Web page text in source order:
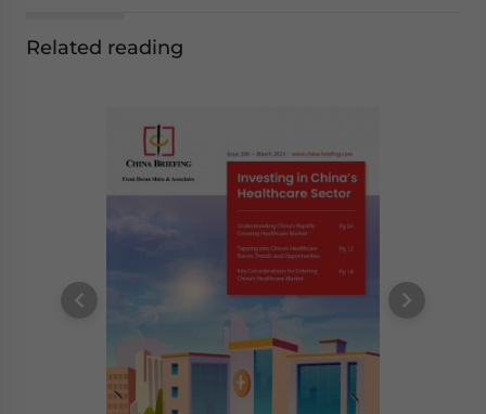
Related reading